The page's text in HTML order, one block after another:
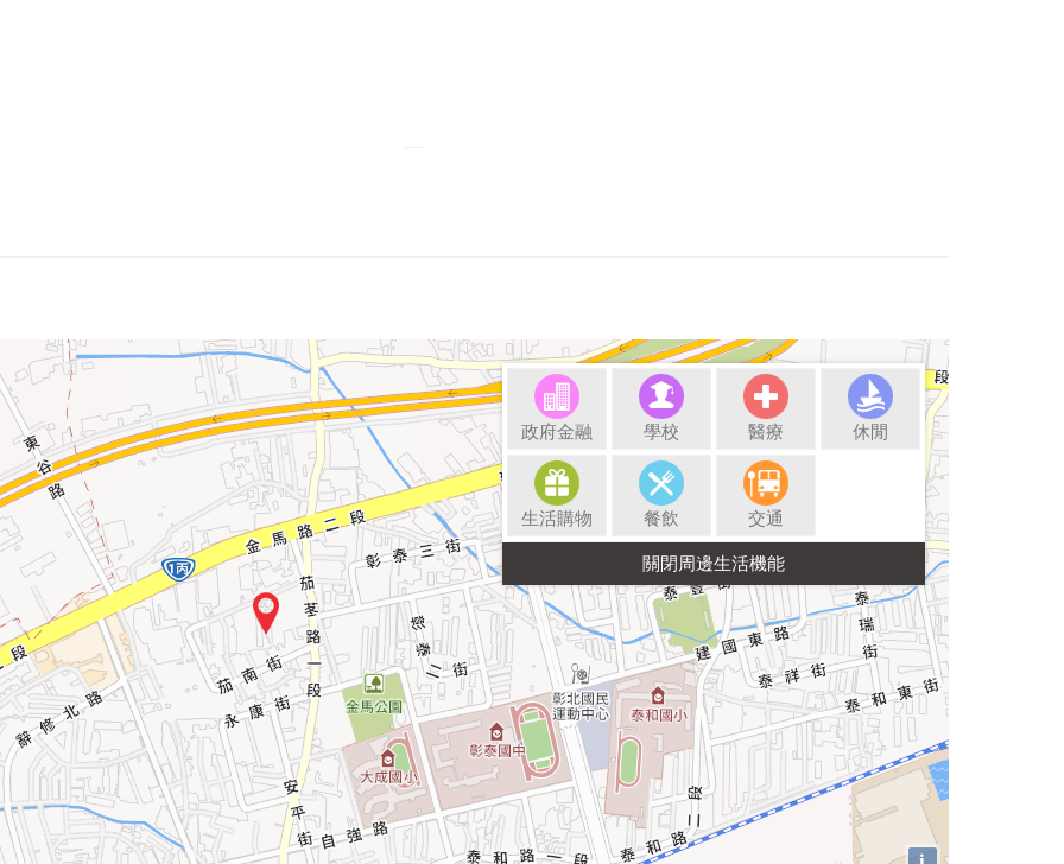
政府金融 學校 醫療 休閒
生活購物 餐飲 交通